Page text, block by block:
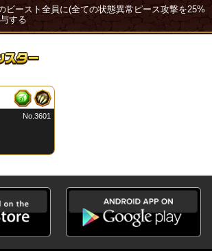
ビースト全員に(全ての状態異常ピース攻撃を25%
する
No.3601